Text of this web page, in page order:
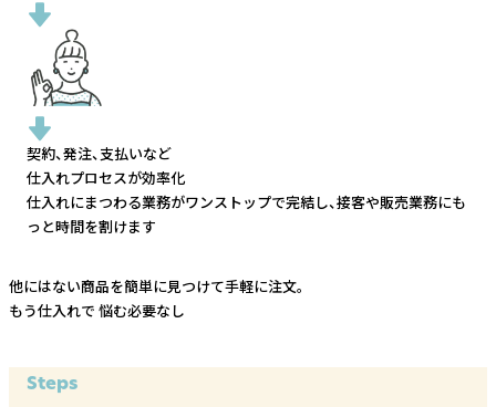
契約、発注、支払いなど
仕入れプロセスが効率化
仕入れにまつわる業務がワンストップで完結し、接客や販売業務にも
っと時間を割けます
他にはない商品を簡単に見つけて手軽に注文。
もう仕入れで 悩む必要なし
Steps